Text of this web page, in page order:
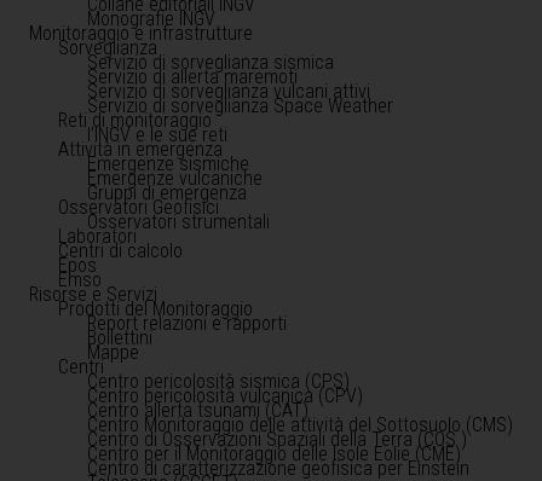
Monografie INGV
Monitoraggio e infrastrutture
Sorveglianza
Servizio di sorveglianza sismica
Servizio di allerta maremoti
Servizio di sorveglianza vulcani attivi
Servizio di sorveglianza Space Weather
Reti di monitoraggio
l'INGV e le sue reti
Attività in emergenza
Emergenze sismiche
Emergenze vulcaniche
Gruppi di emergenza
Osservatori Geofisici
Osservatori strumentali
Laboratori
Centri di calcolo
Epos
Emso
Risorse e Servizi
Prodotti del Monitoraggio
Report relazioni e rapporti
Bollettini
Mappe
Centri
Centro pericolosità sismica (CPS)
Centro pericolosità vulcanica (CPV)
Centro allerta tsunami (CAT)
Centro Monitoraggio delle attività del Sottosuolo (CMS)
Centro di Osservazioni Spaziali della Terra (COS )
Centro per il Monitoraggio delle Isole Eolie (CME)
Centro di caratterizzazione geofisica per Einstein